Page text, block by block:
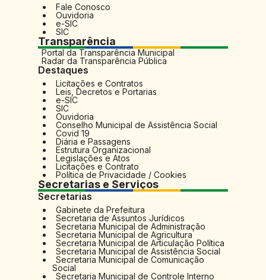
Fale Conosco
Ouvidoria
e-SIC
SIC
Transparência
Portal da Transparência Municipal
Radar da Transparência Pública
Destaques
Licitações e Contratos
Leis, Decretos e Portarias
e-SIC
SIC
Ouvidoria
Conselho Municipal de Assistência Social
Covid 19
Diária e Passagens
Estrutura Organizacional
Legislações e Atos
Licitações e Contrato
Política de Privacidade / Cookies
Secretarias e Serviços
Secretarias
Gabinete da Prefeitura
Secretaria de Assuntos Jurídicos
Secretaria Municipal de Administração
Secretaria Municipal de Agricultura
Secretaria Municipal de Articulação Política
Secretaria Municipal de Assistência Social
Secretaria Municipal de Comunicação
Social
Secretaria Municipal de Controle Interno